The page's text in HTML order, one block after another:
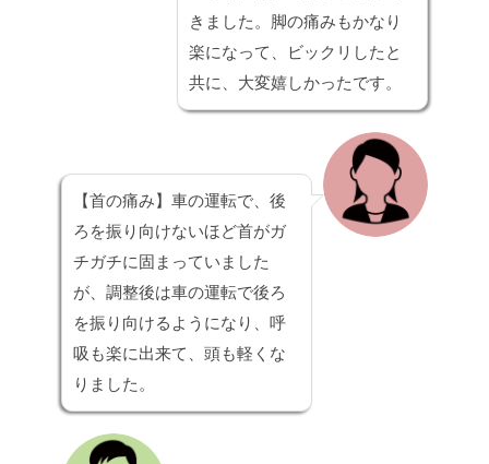
きました。脚の痛みもかなり
楽になって、ビックリしたと
共に、大変嬉しかったです。
【首の痛み】 車の運転で、後
ろを振り向けないほど首がガ
チガチに固まっていました
が、調整後は車の運転で後ろ
を振り向けるようになり、呼
吸も楽に出来て、頭も軽くな
りました。